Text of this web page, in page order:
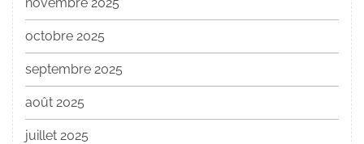
octobre 2025
septembre 2025
août 2025
juillet 2025